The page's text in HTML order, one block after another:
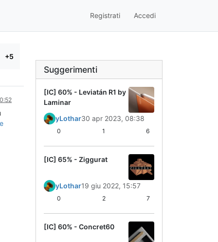
Registrati Accedi
+5
Suggerimenti
[IC] 60% - Leviatán R1 by
Laminar
yLothar30 apr 2023, 08:38
0 1 6
[IC] 65% - Ziggurat
yLothar19 giu 2022, 15:57
0 2 7
[IC] 60% - Concret60